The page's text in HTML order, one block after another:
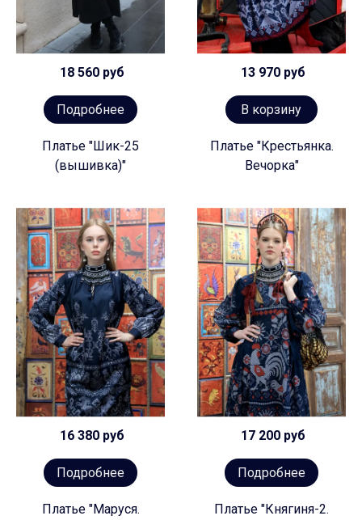
18 560 руб
Подробнее
Платье "Шик-25
(вышивка)"
13 970 руб
В корзину
Платье "Крестьянка.
Вечорка"
16 380 руб
Подробнее
Платье "Маруся.
17 200 руб
Подробнее
Платье "Княгиня-2.